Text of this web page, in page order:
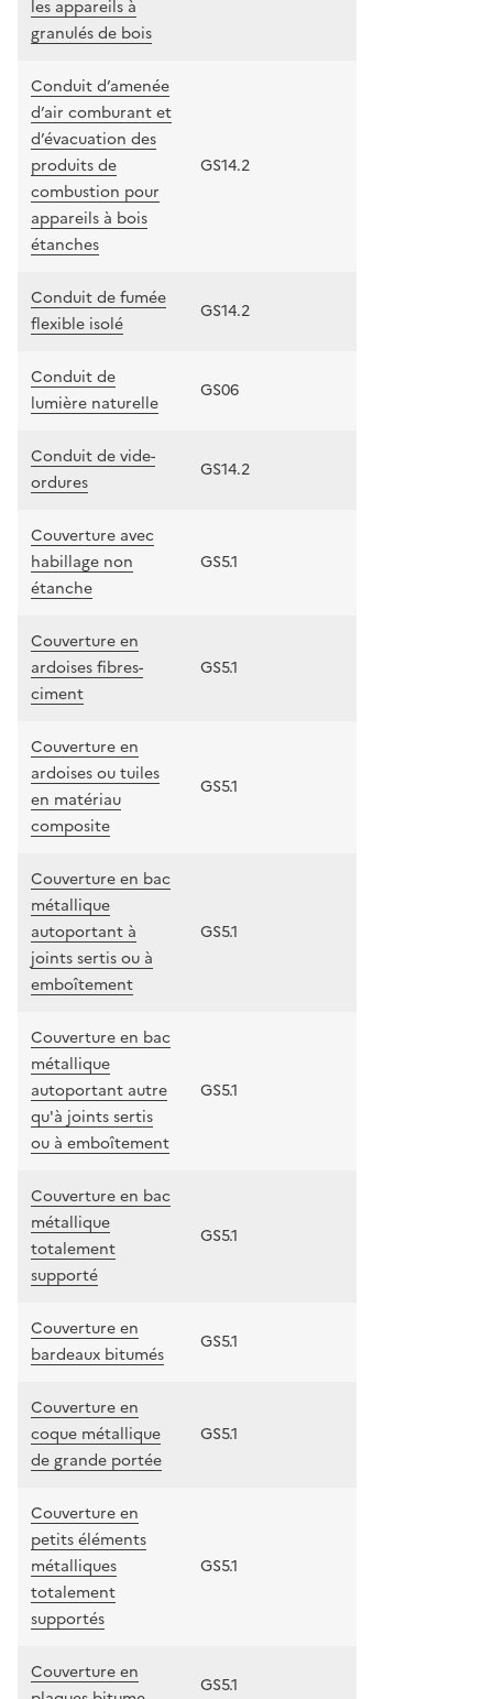
les appareils à
granulés de bois
Conduit d’amenée
d’air comburant et
d’évacuation des
produits de
combustion pour
appareils à bois
étanches
GS14.2
Conduit de fumée
flexible isolé
GS14.2
Conduit de
lumière naturelle
GS06
Conduit de vide-
ordures
GS14.2
Couverture avec
habillage non
étanche
GS5.1
Couverture en
ardoises fibres-
ciment
GS5.1
Couverture en
ardoises ou tuiles
en matériau
composite
GS5.1
Couverture en bac
métallique
autoportant à
joints sertis ou à
emboîtement
GS5.1
Couverture en bac
métallique
autoportant autre
qu'à joints sertis
ou à emboîtement
GS5.1
Couverture en bac
métallique
totalement
supporté
GS5.1
Couverture en
bardeaux bitumés
GS5.1
Couverture en
coque métallique
de grande portée
GS5.1
Couverture en
petits éléments
métalliques
totalement
supportés
GS5.1
Couverture en
GS5.1